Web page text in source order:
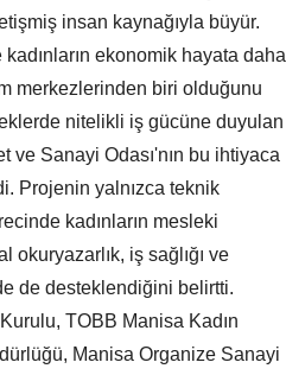
insan kaynağıyla büyür.
ekonomik hayata daha
merkezlerinden biri olduğunu
nitelikli iş gücüne duyulan
ve Sanayi Odası'nın bu ihtiyaca
Projenin yalnızca teknik
kadınların mesleki
okuryazarlık, iş sağlığı ve
de desteklendiğini belirtti.
TOBB Manisa Kadın
Manisa Organize Sanayi